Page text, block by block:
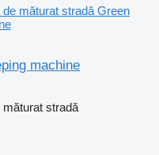
de măturat stradă Green
machine
stradă